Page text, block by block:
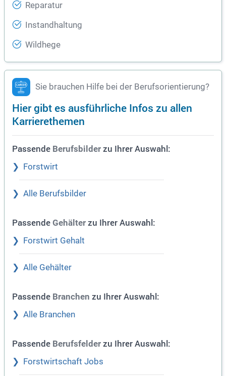
Reparatur
Instandhaltung
Wildhege
Sie brauchen Hilfe bei der Berufsorientierung?
Hier gibt es ausführliche Infos zu allen
Karrierethemen
Passende Berufsbilder zu Ihrer Auswahl:
Forstwirt
Alle Berufsbilder
Passende Gehälter zu Ihrer Auswahl:
Forstwirt Gehalt
Alle Gehälter
Passende Branchen zu Ihrer Auswahl:
Alle Branchen
Passende Berufsfelder zu Ihrer Auswahl:
Forstwirtschaft Jobs